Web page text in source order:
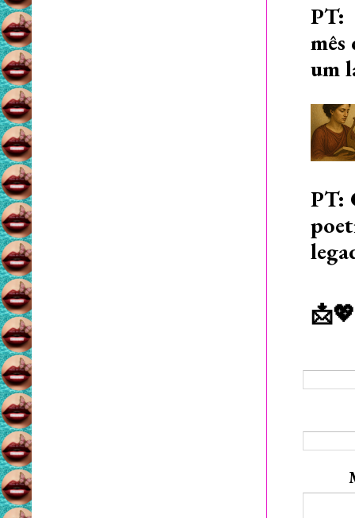
PT:
um
PT: